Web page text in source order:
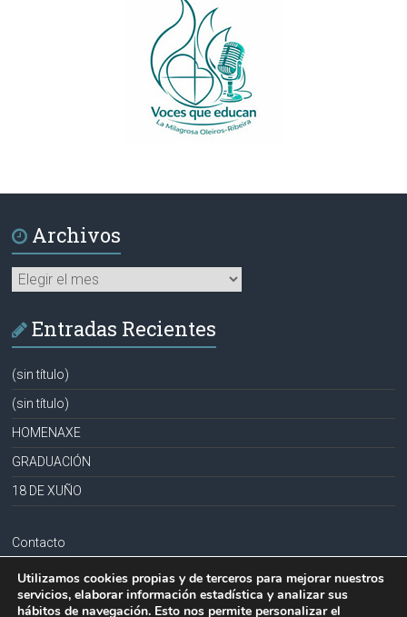
Archivos
Archivos
Entradas Recientes
(sin título)
(sin título)
HOMENAXE
GRADUACIÓN
18 DE XUÑO
Contacto
Aviso legal
Política de privacidad
Utilizamos cookies propias y de terceros para mejorar nuestros
servicios, elaborar información estadística y analizar sus
hábitos de navegación. Esto nos permite personalizar el